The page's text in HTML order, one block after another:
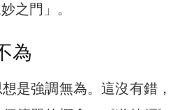
之門」。
為
是強調無為。這沒有錯，